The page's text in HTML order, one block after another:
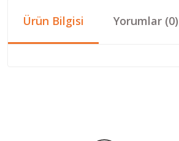
Ürün Bilgisi Yorumlar (0)